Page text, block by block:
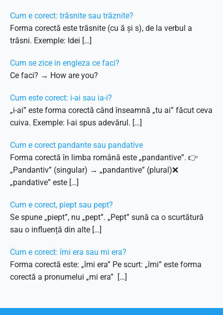
Cum e corect: trăsnite sau trăznite?
Forma corectă este trăsnite (cu ă și s), de la verbul a
trăsni. Exemple: Idei […]
Cum se zice in engleza ce faci?
Ce faci? → How are you?
Cum este corect: i-ai sau ia-i?
„i-ai” este forma corectă când înseamnă „tu ai” făcut ceva
cuiva. Exemple: I-ai spus adevărul. […]
Cum e corect pandante sau pandative
Forma corectă în limba română este „pandantive”. 👉
„Pandantiv” (singular) → „pandantive” (plural)❌
„pandative” este […]
Cum e corect, piept sau pept?
Se spune „piept”, nu „pept”. „Pept” sună ca o scurtătură
sau o influență din alte […]
Cum e corect: îmi era sau mi era?
Forma corectă este: „îmi era” Pe scurt: „îmi” este forma
corectă a pronumelui „mi era” […]